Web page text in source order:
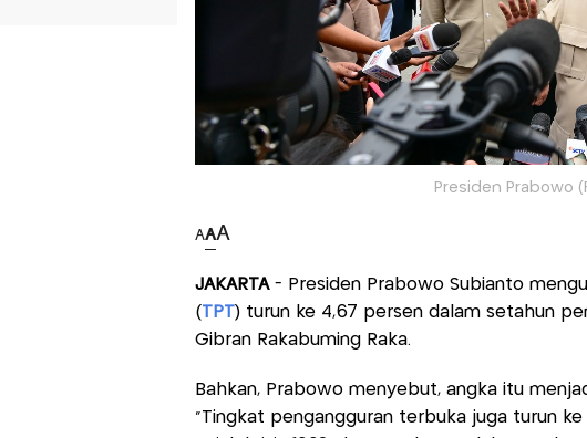
Presiden Prabowo
AAA
JAKARTA- Presiden Prabowo Subianto
(TPT) turun ke 4,67 persen dalam setahun
Gibran Rakabuming Raka.
Bahkan, Prabowo menyebut, angka itu
“Tingkat pengangguran terbuka juga turun